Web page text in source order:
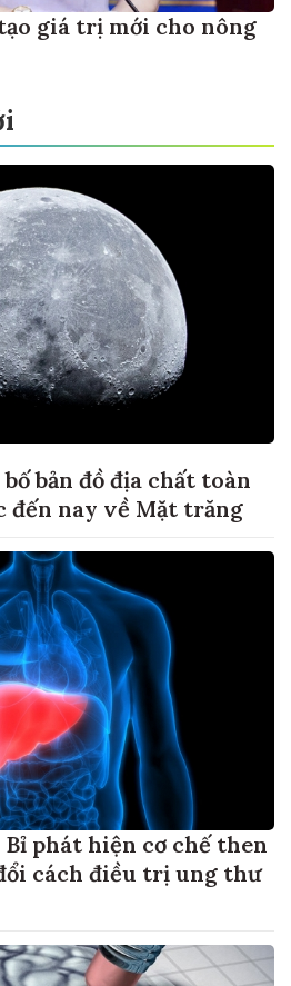
giá trị mới cho nông
bản đồ địa chất toàn
đến nay về Mặt trăng
Bỉ phát hiện cơ chế then
cách điều trị ung thư